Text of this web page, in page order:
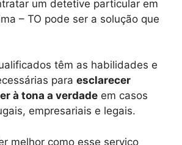
um detetive particular em
– TO pode ser a solução que
têm as habilidades e
para esclarecer
à tona a verdade em casos
empresariais e legais.
melhor como esse serviço